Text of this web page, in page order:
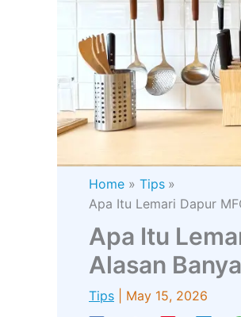
Home
Tips
Apa Itu Lemari Dapur
Apa Itu
Alasan
Tips May 15, 2026